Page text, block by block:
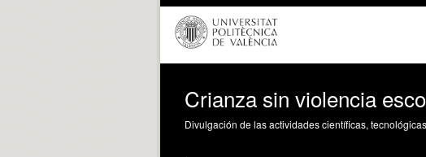
Crianza sin violencia
Divulgación de las actividades científicas,